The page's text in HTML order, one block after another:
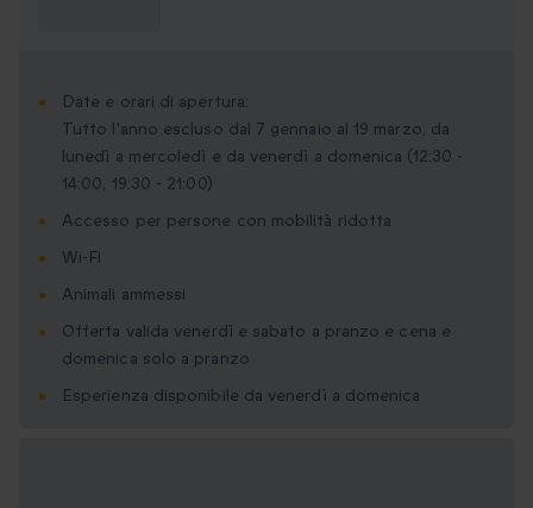
Date e orari di apertura:
Tutto l'anno escluso dal 7 gennaio al 19 marzo, da
lunedì a mercoledì e da venerdì a domenica (12:30 -
14:00, 19:30 - 21:00)
Accesso per persone con mobilità ridotta
Wi-Fi
Animali ammessi
Offerta valida venerdì e sabato a pranzo e cena e
domenica solo a pranzo
Esperienza disponibile da venerdì a domenica